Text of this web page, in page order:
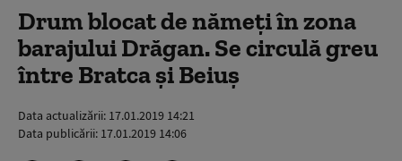
Drum blocat de nămeți în zona
barajului Drăgan. Se circulă greu
între Bratca și Beiuș
Data actualizării: 17.01.2019 14:21
Data publicării: 17.01.2019 14:06